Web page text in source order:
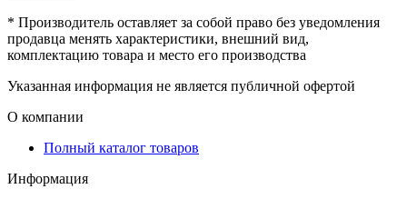
* Производитель оставляет за собой право без уведомления
продавца менять характеристики, внешний вид,
комплектацию товара и место его производства
Указанная информация не является публичной офертой
О компании
Полный каталог товаров
Информация